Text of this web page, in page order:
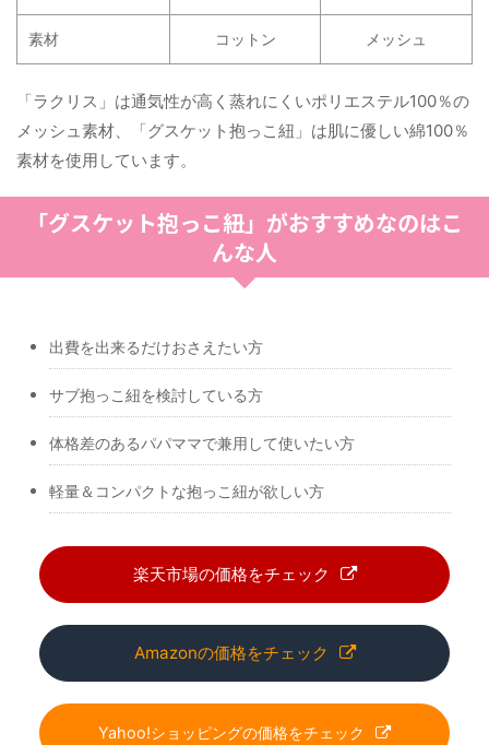
素材 コットン メッシュ
「ラクリス」は通気性が高く蒸れにくいポリエステル100％の
メッシュ素材、「グスケット抱っこ紐」は肌に優しい綿100％
素材を使用しています。
「グスケット抱っこ紐」がおすすめなのはこ
んな人
出費を出来るだけおさえたい方
サブ抱っこ紐を検討している方
体格差のあるパパママで兼用して使いたい方
軽量＆コンパクトな抱っこ紐が欲しい方
楽天市場の価格をチェック
Amazonの価格をチェック
Yahoo!ショッピングの価格をチェック